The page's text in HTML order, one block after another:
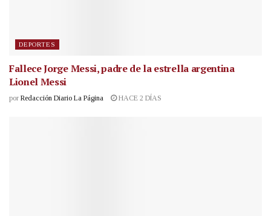
DEPORTES
Fallece Jorge Messi, padre de la estrella argentina
Lionel Messi
por Redacción Diario La Página HACE 2 DÍAS